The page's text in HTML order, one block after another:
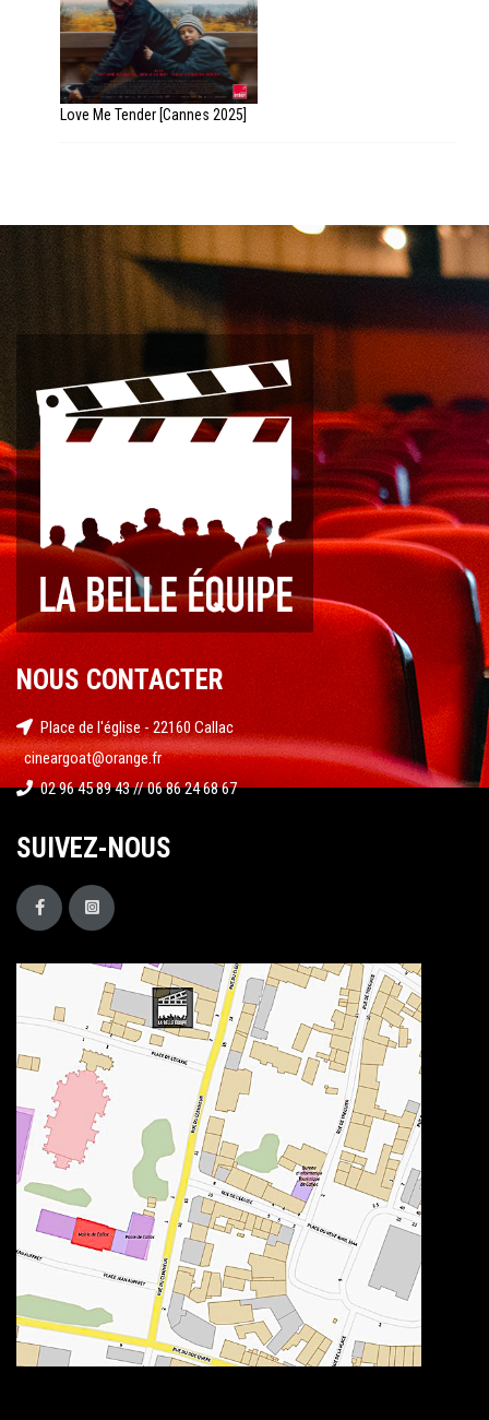
Love Me Tender [Cannes 2025]
NOUS CONTACTER
Place de l'église - 22160 Callac
cineargoat@orange.fr
02 96 45 89 43 // 06 86 24 68 67
SUIVEZ-NOUS